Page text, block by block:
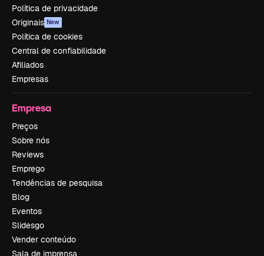
Política de privacidade
Originais New
Política de cookies
Central de confiabilidade
Afiliados
Empresas
Empresa
Preços
Sobre nós
Reviews
Emprego
Tendências de pesquisa
Blog
Eventos
Slidesgo
Vender conteúdo
Sala de imprensa